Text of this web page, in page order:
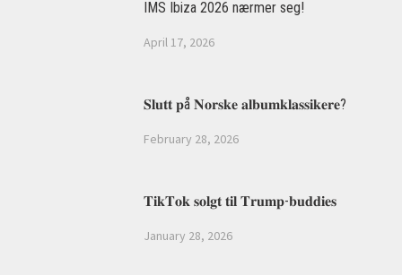
IMS Ibiza 2026 nærmer seg!
April 17, 2026
𝐒𝐥𝐮𝐭𝐭 𝐩å 𝐍𝐨𝐫𝐬𝐤𝐞 𝐚𝐥𝐛𝐮𝐦𝐤𝐥𝐚𝐬𝐬𝐢𝐤𝐞𝐫𝐞?
February 28, 2026
𝐓𝐢𝐤𝐓𝐨𝐤 𝐬𝐨𝐥𝐠𝐭 𝐭𝐢𝐥 𝐓𝐫𝐮𝐦𝐩-𝐛𝐮𝐝𝐝𝐢𝐞𝐬
January 28, 2026